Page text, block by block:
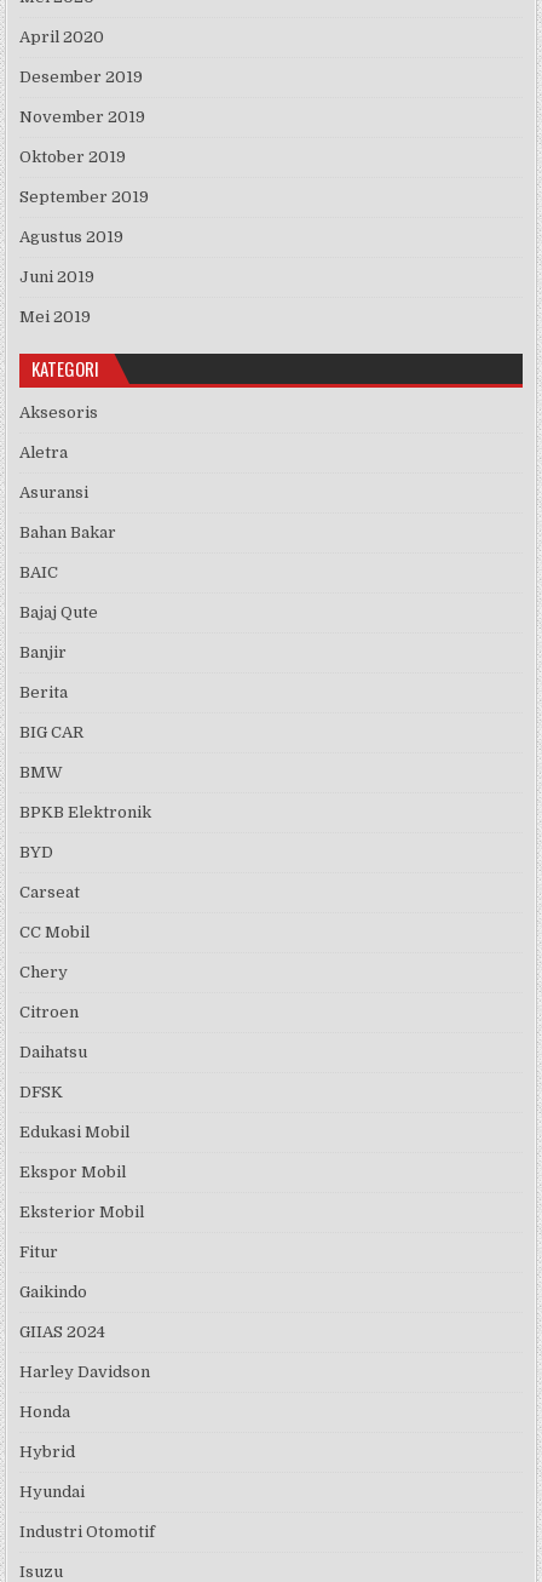
April 2020
Desember 2019
November 2019
Oktober 2019
September 2019
Agustus 2019
Juni 2019
Mei 2019
KATEGORI
Aksesoris
Aletra
Asuransi
Bahan Bakar
BAIC
Bajaj Qute
Banjir
Berita
BIG CAR
BMW
BPKB Elektronik
BYD
Carseat
CC Mobil
Chery
Citroen
Daihatsu
DFSK
Edukasi Mobil
Ekspor Mobil
Eksterior Mobil
Fitur
Gaikindo
GIIAS 2024
Harley Davidson
Honda
Hybrid
Hyundai
Industri Otomotif
Isuzu